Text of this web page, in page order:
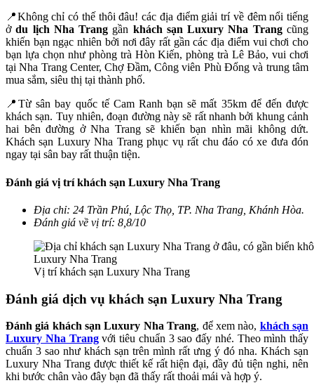
📍Không chỉ có thế thôi đâu! các địa điểm giải trí về đêm nổi tiếng
ởdu lịch Nha Trang gần khách sạn Luxury Nha Trangcũng
khiến bạn ngạc nhiên bởi nơi đây rất gần các địa điểm vui chơi cho
bạn lựa chọn như phòng trà Hòn Kiến, phòng trà Lê Bảo, vui chơi
tại Nha Trang Center, Chợ Đầm, Công viên Phù Đổng và trung tâm
mua sắm, siêu thị tại thành phố.
📍Từ sân bay quốc tế Cam Ranh bạn sẽ mất 35km để đến được
khách sạn. Tuy nhiên, đoạn đường này sẽ rất nhanh bởi khung cảnh
hai bên đường ở Nha Trang sẽ khiến bạn nhìn mãi không dứt.
Khách sạn Luxury Nha Trangphục vụ rất chu đáo có xe đưa đón
ngay tại sân bay rất thuận tiện.
Đánh giá vị trí khách sạn Luxury Nha Trang
Địa chỉ: 24 Trần Phú, Lộc Thọ, TP. Nha Trang, Khánh Hòa.
Đánh giá về vị trí: 8,8/10
Vị trí khách sạn Luxury Nha Trang
Đánh giá dịch vụ khách sạn Luxury Nha Trang
Đánh giá khách sạn Luxury Nha Trang, để xem nào, khách sạn
Luxury Nha Trangvới tiêu chuẩn 3 sao đấy nhé. Theo mình thấy
chuẩn 3 sao như khách sạn trên mình rất ưng ý đó nha. Khách sạn
Luxury Nha Trang được thiết kế rất hiện đại, đầy đủ tiện nghi, nên
khi bước chân vào đây bạn đã thấy rất thoải mái và hợp ý.